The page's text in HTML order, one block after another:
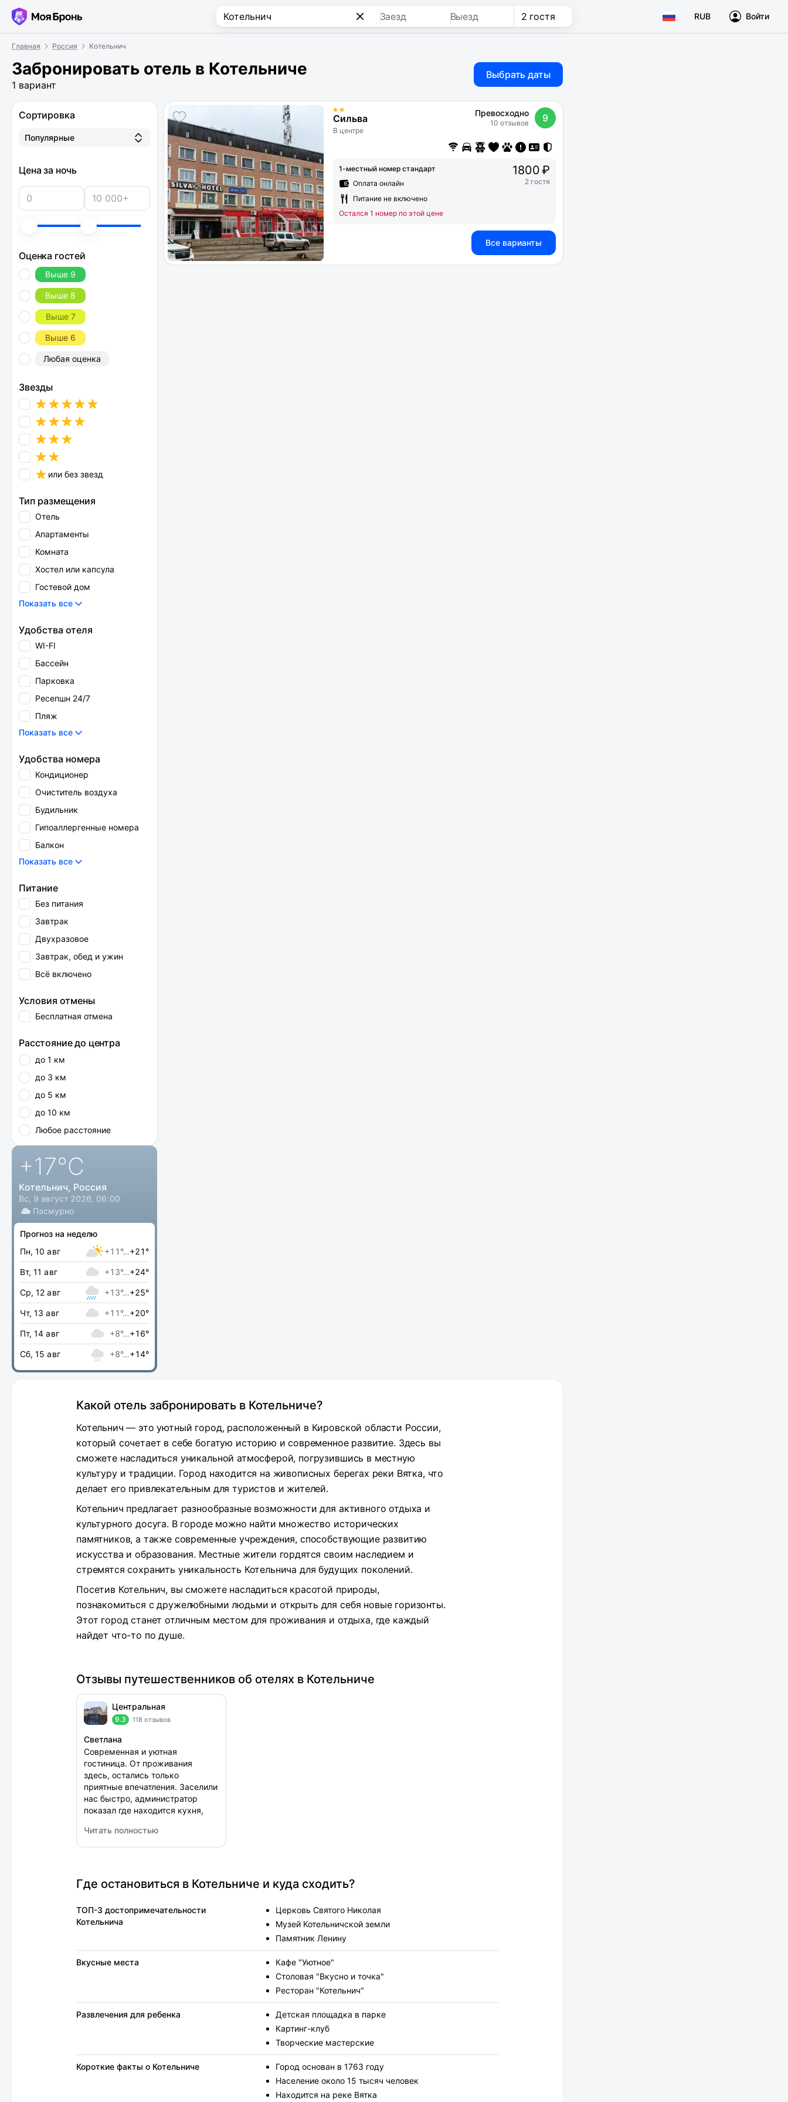
Заезд Выезд 2 гостя RUB Войти
Главная Россия Котельнич
Забронировать отель в Котельниче
1 вариант
Выбрать даты
Сортировка
Популярные
Цена за ночь
Оценка гостей
Выше 9
Выше 8
Выше 7
Выше 6
Любая оценка
Звезды
или без звезд
Тип размещения
Отель
Апартаменты
Комната
Хостел или капсула
Гостевой дом
Показать все
Удобства отеля
WI-FI
Бассейн
Парковка
Ресепшн 24/7
Пляж
Показать все
Удобства номера
Кондиционер
Очиститель воздуха
Будильник
Гипоаллергенные номера
Балкон
Показать все
Питание
Без питания
Завтрак
Двухразовое
Завтрак, обед и ужин
Всё включено
Условия отмены
Бесплатная отмена
Расстояние до центра
до 1 км
до 3 км
до 5 км
до 10 км
Любое расстояние
+17°C
Котельнич, Россия
Вс, 9 август 2026, 06:00
Пасмурно
Прогноз на неделю
Пн, 10 авг
+11°…+21°
Вт, 11 авг +13°…+24°
Ср, 12 авг +13°…+25°
Чт, 13 авг +11°…+20°
Пт, 14 авг +8°…+16°
Сб, 15 авг +8°…+14°
Сильва
В центре
Превосходно
10 отзывов 9
1-местный номер стандарт
Оплата онлайн
Питание не включено
Остался 1 номер по этой цене
1800 ₽
2 гостя
Все варианты
Какой отель забронировать в Котельниче?
Котельнич — это уютный город, расположенный в Кировской области России,
который сочетает в себе богатую историю и современное развитие. Здесь вы
сможете насладиться уникальной атмосферой, погрузившись в местную
культуру и традиции. Город находится на живописных берегах реки Вятка, что
делает его привлекательным для туристов и жителей.
Котельнич предлагает разнообразные возможности для активного отдыха и
культурного досуга. В городе можно найти множество исторических
памятников, а также современные учреждения, способствующие развитию
искусства и образования. Местные жители гордятся своим наследием и
стремятся сохранить уникальность Котельнича для будущих поколений.
Посетив Котельнич, вы сможете насладиться красотой природы,
познакомиться с дружелюбными людьми и открыть для себя новые горизонты.
Этот город станет отличным местом для проживания и отдыха, где каждый
найдет что-то по душе.
Отзывы путешественников об отелях в Котельниче
Центральная
9.3 118 отзывов
Светлана
Современная и уютная
гостиница. От проживания
здесь, остались только
приятные впечатления. Заселили
нас быстро, администратор
показал где находится кухня,
небольшой, в нем современный
интерьер, есть доступ к
можно оставить на частной или
уличной парковке.
Читать полностью
: Центральная
Где остановиться в Котельниче и куда сходить?
ТОП-3 достопримечательности
Котельнича
Церковь Святого Николая
Музей Котельничской земли
Памятник Ленину
Вкусные места
Кафе "Уютное"
Столовая "Вкусно и точка"
Ресторан "Котельнич"
Развлечения для ребенка
Детская площадка в парке
Картинг-клуб
Творческие мастерские
Короткие факты о Котельниче
Город основан в 1763 году
Население около 15 тысяч человек
Находится на реке Вятка